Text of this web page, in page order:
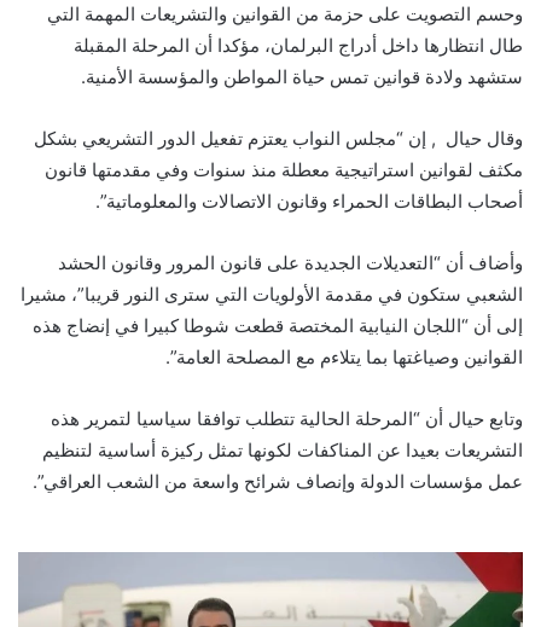
وحسم التصويت على حزمة من القوانين والتشريعات المهمة التي
طال انتظارها داخل أدراج البرلمان، مؤكدا أن المرحلة المقبلة
ستشهد ولادة قوانين تمس حياة المواطن والمؤسسة الأمنية.
وقال حيال , إن “مجلس النواب يعتزم تفعيل الدور التشريعي بشكل
مكثف لقوانين استراتيجية معطلة منذ سنوات وفي مقدمتها قانون
أصحاب البطاقات الحمراء وقانون الاتصالات والمعلوماتية”.
وأضاف أن “التعديلات الجديدة على قانون المرور وقانون الحشد
الشعبي ستكون في مقدمة الأولويات التي سترى النور قريبا”، مشيرا
إلى أن “اللجان النيابية المختصة قطعت شوطا كبيرا في إنضاج هذه
القوانين وصياغتها بما يتلاءم مع المصلحة العامة”.
وتابع حيال أن “المرحلة الحالية تتطلب توافقا سياسيا لتمرير هذه
التشريعات بعيدا عن المناكفات لكونها تمثل ركيزة أساسية لتنظيم
عمل مؤسسات الدولة وإنصاف شرائح واسعة من الشعب العراقي”.